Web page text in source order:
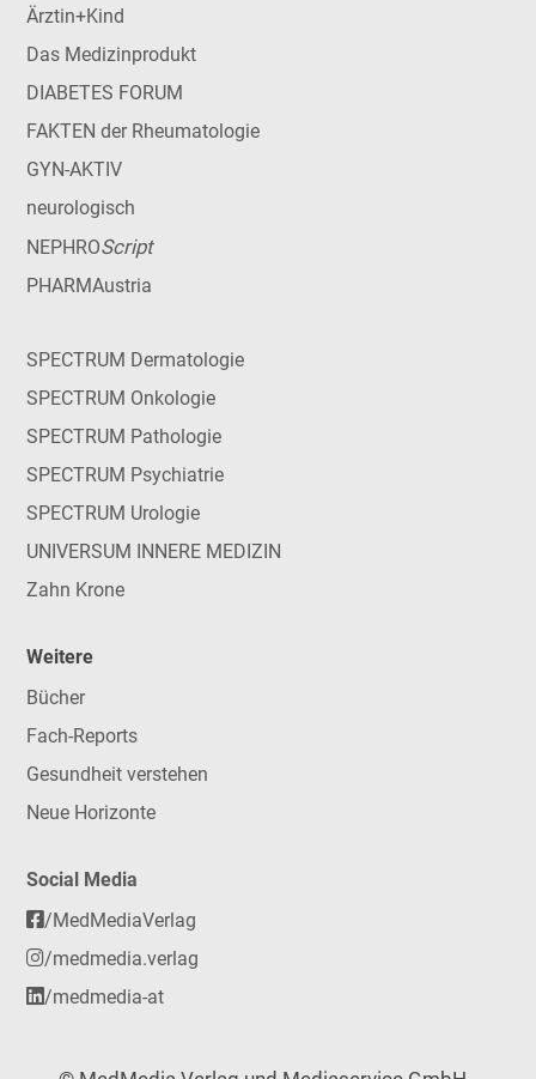
Ärztin+Kind
Das Medizinprodukt
DIABETES FORUM
FAKTEN der Rheumatologie
GYN-AKTIV
neurologisch
NEPHROScript
PHARMAustria
SPECTRUM Dermatologie
SPECTRUM Onkologie
SPECTRUM Pathologie
SPECTRUM Psychiatrie
SPECTRUM Urologie
UNIVERSUM INNERE MEDIZIN
Zahn Krone
Weitere
Bücher
Fach-Reports
Gesundheit verstehen
Neue Horizonte
Social Media
/MedMediaVerlag
/medmedia.verlag
/medmedia-at